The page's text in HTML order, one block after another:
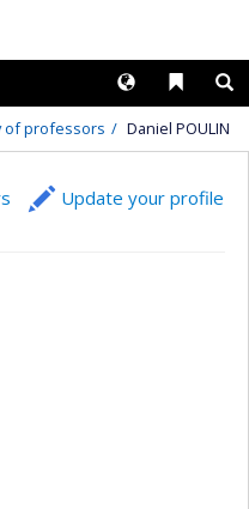
Liens
Langues
of professors Daniel POULIN
Update your profile